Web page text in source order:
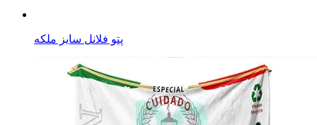
پتو فلانل سایز ملکه